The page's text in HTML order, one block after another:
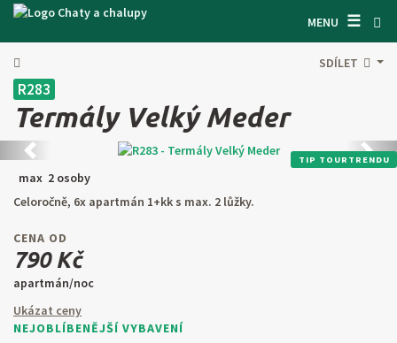
MENU ☰
VYHĽADÁVAČ CHÁT
INFORMÁCIE O POBYTE
KONTAKTY
VSTUP PRO MAJITELE
HĽADAŤ NA WEBE
SDÍLET
R283
Termály Velký Meder
Predchádzajúca TIP TOURTRENDU
max 2 osoby
Celoročně, 6x apartmán 1+kk s max. 2 lůžky.
CENA OD
790 Kč
apartmán/noc
Ukázat ceny
NEJOBLÍBENĚJŠÍ VYBAVENÍ